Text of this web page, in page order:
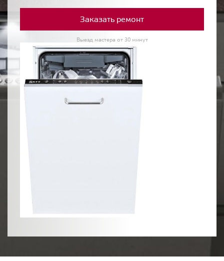
Заказать ремонт
Выезд мастера от 30 минут